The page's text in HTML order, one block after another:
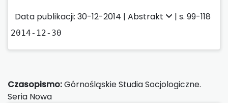
Data publikacji: 30-12-2014 | Abstrakt | s. 99-118
2014-12-30
Czasopismo:Górnośląskie Studia Socjologiczne.
Seria Nowa